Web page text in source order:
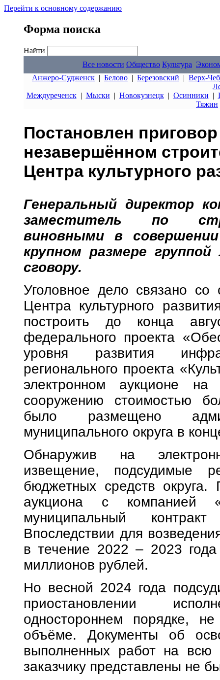
Перейти к основному содержанию
Форма поиска
Найти
Все новости Общество Культура
Анжеро-Судженск | Белово | Березовский | Верх-
Междуреченск| Мыски | Новокузнецк| Осинники |
Тяжин
Постановлен
незавершённом
Центра культурного
Генеральный директор
заместитель по
виновными в
крупном размере
сговору.
Уголовное дело связано со
Центра культурного
построить до конца
федерального проекта
уровня развития
регионального проекта
электронном аукционе
сооружению стоимостью
было размещено
муниципального округа в
Обнаружив на
извещение, подсудимые
бюджетных средств округа.
аукциона с компанией
муниципальный
Впоследствии для
в течение 2022 – 2023
миллионов рублей.
Но весной 2024 года
приостановлении
одностороннем порядке,
объёме. Документы об
выполненных работ на всю
заказчику представлены не